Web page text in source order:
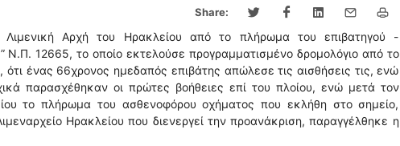
Share:
Αρχή του Ηρακλείου από το πλήρωμα του επιβατηγού -
12665, το οποίο εκτελούσε προγραμματισμένο δρομολόγιο από το
ότι ένας 66χρονος ημεδαπός επιβάτης απώλεσε τις αισθήσεις τις, ενώ
παρασχέθηκαν οι πρώτες βοήθειες επί του πλοίου, ενώ μετά τον
το πλήρωμα του ασθενοφόρου οχήματος που εκλήθη στο σημείο,
Ηρακλείου που διενεργεί την προανάκριση, παραγγέλθηκε η